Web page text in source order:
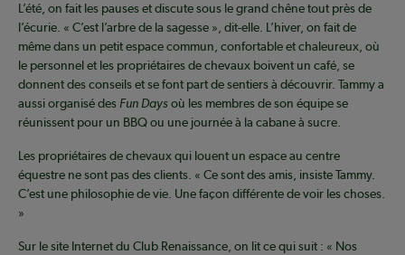
L’été, on fait les pauses et discute sous le grand chêne tout près de
l’écurie. « C’est l’arbre de la sagesse », dit-elle. L’hiver, on fait de
même dans un petit espace commun, confortable et chaleureux, où
le personnel et les propriétaires de chevaux boivent un café, se
donnent des conseils et se font part de sentiers à découvrir. Tammy a
aussi organisé des Fun Daysoù les membres de son équipe se
réunissent pour un BBQ ou une journée à la cabane à sucre.
Les propriétaires de chevaux qui louent un espace au centre
équestre ne sont pas des clients. « Ce sont des amis, insiste Tammy.
C’est une philosophie de vie. Une façon différente de voir les choses.
»
Sur le site Internet du Club Renaissance, on lit ce qui suit : « Nos